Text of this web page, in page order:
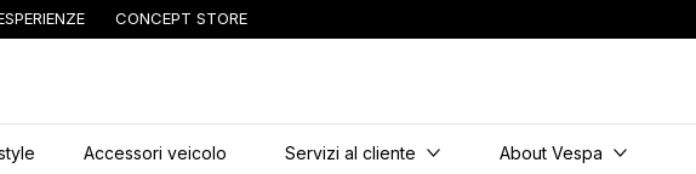
CONCEPT STORE
Accessori veicolo Servizi al cliente About Vespa